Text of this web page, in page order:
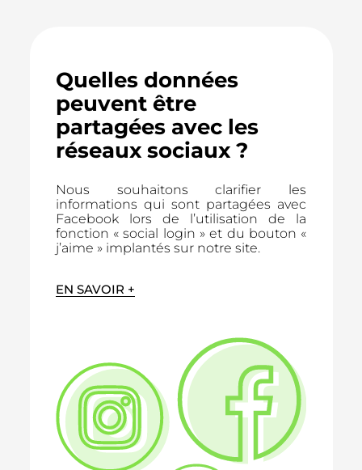
Quelles données
peuvent être
partagées avec les
réseaux sociaux ?
Nous souhaitons clarifier les
informations qui sont partagées avec
Facebook lors de l’utilisation de la
fonction « social login » et du bouton «
j’aime » implantés sur notre site.
EN SAVOIR +